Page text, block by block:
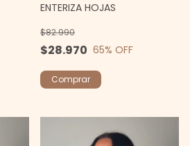
ENTERIZA HOJAS
$28.970
$82.990
65% OFF
Comprar